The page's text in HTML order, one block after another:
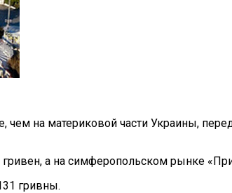
на материковой части Украины,
а на симферопольском рынке
гривны.